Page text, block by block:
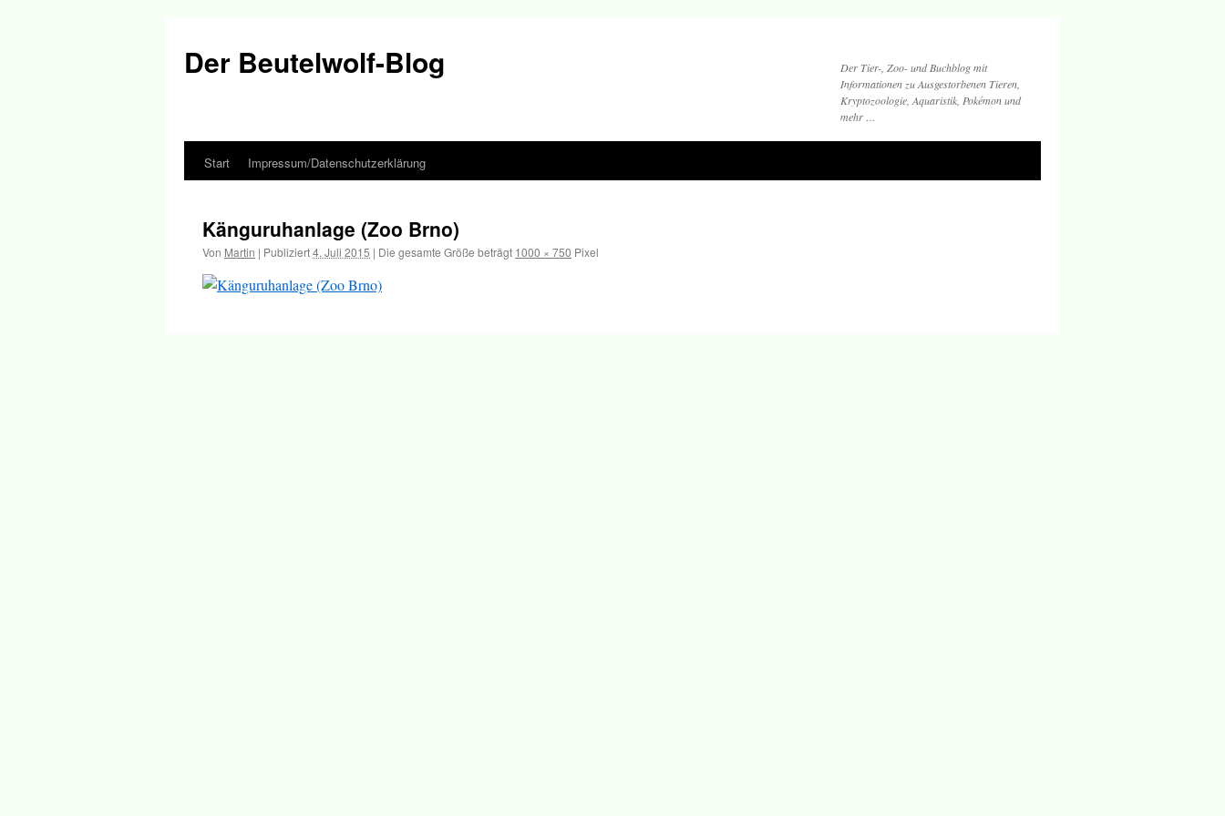
Der Beutelwolf-Blog
Der Tier-, Zoo- und Buchblog mit
Informationen zu Ausgestorbenen Tieren,
Kryptozoologie, Aquaristik, Pokémon und
mehr …
Springe
Inhalt
Start Impressum/Datenschutzerklärung
Känguruhanlage (Zoo Brno)
Von Martin | Publiziert4. Juli 2015 | Die gesamte Größe beträgt 1000 × 750 Pixel